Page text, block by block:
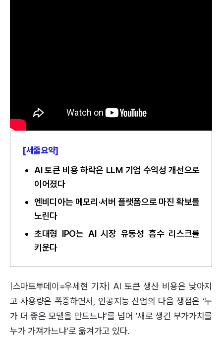
[세줄요약]
AI 토큰 비용 하락은 LLM 기업 수익성 개선으로
이어졌다
엔비디아는 메모리·서버 플랫폼으로 마진 확보를
노린다
초대형 IPO는 AI 시장 유동성 흡수 리스크를
키운다
|스마트투데이=우세현 기자| AI 토큰 생산 비용은 낮아지
고 사용량은 폭증하면서, 인공지능 산업의 다음 쟁점은 ‘누
가 더 좋은 모델을 만드느냐’를 넘어 ‘새로 생긴 부가가치를
누가 가져가느냐’로 옮겨가고 있다.